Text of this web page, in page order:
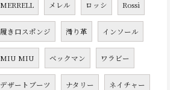
MERRELL メレル ロッシ Rossi
履き口スポンジ 滑り革 インソール
MIU MIU ベックマン ワラビー
デザートブーツ ナタリー ネイチャー